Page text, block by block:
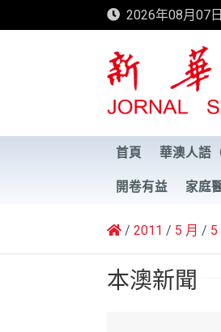
to
2026年08月07
新華澳
首頁 華澳人語
開卷有益 家庭
2011 5 月 5
本澳新聞